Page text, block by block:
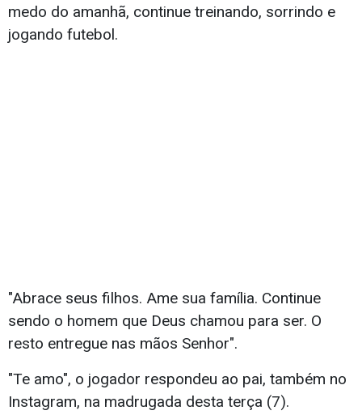
medo do amanhã, continue treinando, sorrindo e
jogando futebol.
"Abrace seus filhos. Ame sua família. Continue
sendo o homem que Deus chamou para ser. O
resto entregue nas mãos Senhor".
"Te amo", o jogador respondeu ao pai, também no
Instagram, na madrugada desta terça (7).